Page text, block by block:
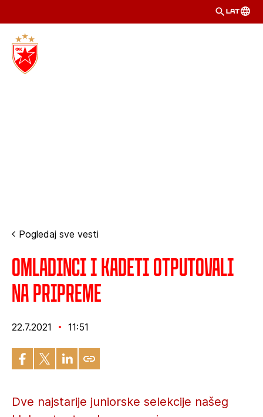
LAT
Pogledaj sve vesti
Omladinci i kadeti otputovali
na pripreme
22.7.2021 11:51
Dve najstarije juniorske selekcije našeg